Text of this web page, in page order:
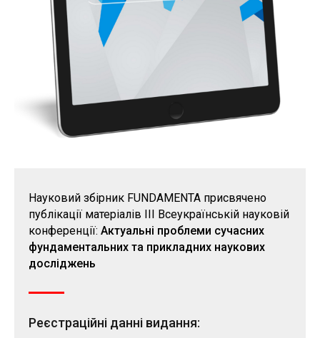
Науковий збірник FUNDAMENTA присвячено
публікації матеріалів ІІI Всеукраїнській науковій
конференції: Актуальні проблеми сучасних
фундаментальних та прикладних наукових
досліджень
Реєстраційні данні видання: